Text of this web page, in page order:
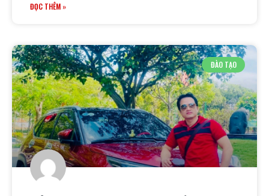
ĐỌC THÊM »
ĐÀO TẠO